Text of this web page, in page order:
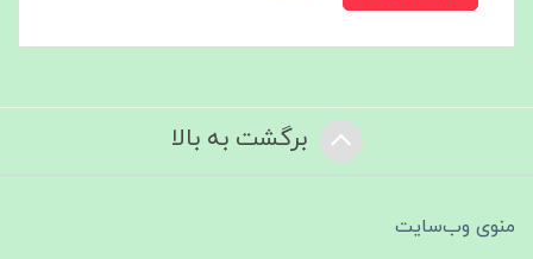
برگشت به بالا
منوی وب‌سایت